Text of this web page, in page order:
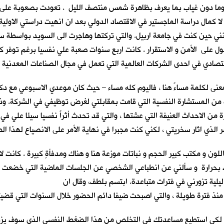
دون غياب بما يعرف بظاهرة شمس منتصف الليل . تعودت بصعوبة على
الاربع التي قضيتها في هذه المدينة. حيث قدمت اليها في 1998 لا كمال دراسة الماجستير في الاقتصاد
حين كنت في جامعة اربيل. والتي تركتها وهاجرت الى السويد
على الأمن و الاستقرار . كانت اربع سنوات صعبة علي نفسيا برغم
في احدى الشركات العالمية التي تعمل في مجال الصناعات المعدنية
المستشارة النفسية التي قامت بمقابلتي لغرض توظيفي في الشركة.
الاحداث العنيفة التي عشتها ، والتي قد تحدث أثراً نفسيا سيئا علي
اثار سخريتي ، لكني كنت مجبرا في نهاية الأمر على الانصياع
مكتب كبير الحجم و نباتات موزعة هنا و هناك ومدفأةٍ كبيرة . كانت
و سألني عن انطباعي الشخصي عن الجلسات الماضية التي خضعت
تزورني في فترات متباعدة. ابتسم بلطف، وقال ان
فترة طويلة ، والتي اصبحت ضيفاً دائم الحضور خلال السنوات التي
استطيع مساعدتك في التخلص من هذا الضغط النفسي الذي سوف